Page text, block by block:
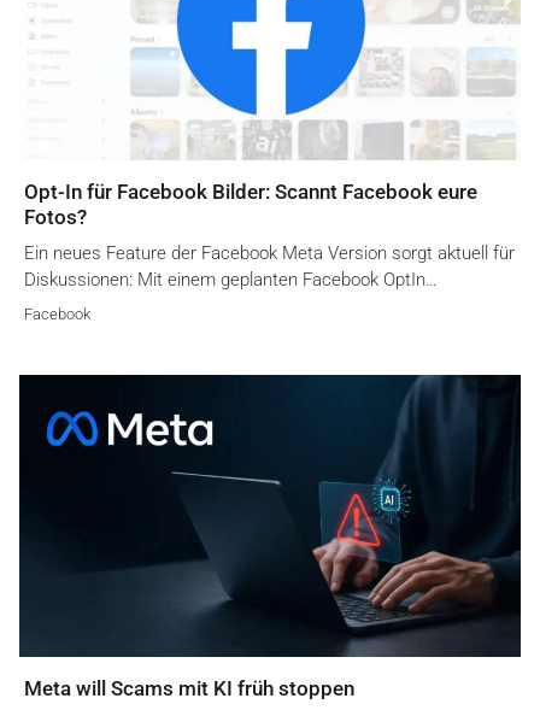
Opt-In für Facebook Bilder: Scannt Facebook eure
Fotos?
Ein neues Feature der Facebook Meta Version sorgt aktuell für
Diskussionen: Mit einem geplanten Facebook OptIn…
Facebook
Meta will Scams mit KI früh stoppen